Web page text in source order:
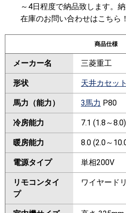
～4日程度で納品致します。
在庫のお問い合わせはこちら！
商品仕様
メーカー名 三菱重工
形状 天井カセッ
馬力（能力） 3馬力 P80
冷房能力 7.1 (1.8～
暖房能力 8.0 (2.0～
電源タイプ 単相200V
リモコンタイ
プ
ワイヤード